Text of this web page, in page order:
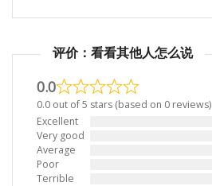
评价：看看其他人怎么说
0.0
0.0 out of 5 stars (based on 0 reviews)
Excellent
Very good
Average
Poor
Terrible